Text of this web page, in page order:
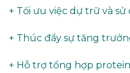
+ Tối ưu việc dự trữ và
+ Thúc đẩy sự tăng
+ Hỗ trợ tổng hợp